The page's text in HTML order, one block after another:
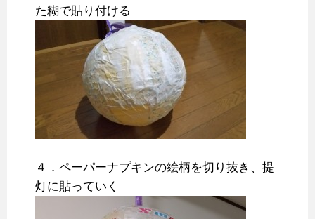
た糊で貼り付ける
４．ペーパーナプキンの絵柄を切り抜き、提
灯に貼っていく